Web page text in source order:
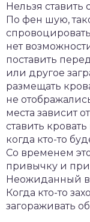
Нельзя
По фен шую,
нет
поставить
или другое
размещать
не
места зависит
ставить
когда кто-то
Со временем
привычку и
Неожиданный
Когда кто-то
загораживать